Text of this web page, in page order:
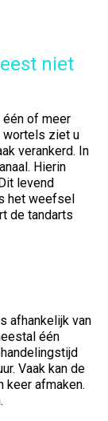
niet
één of meer
wortels ziet u
verankerd. In
Hierin
levend
het weefsel
de tandarts
afhankelijk van
één
Vaak kan de
keer afmaken.